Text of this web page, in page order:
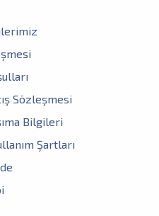
Sözleşmesi
Bilgileri
Şartları